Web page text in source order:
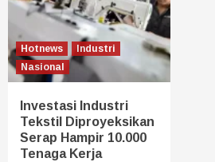
Hotnews
Industri
Nasional
Investasi Industri
Tekstil Diproyeksikan
Serap Hampir 10.000
Tenaga Kerja